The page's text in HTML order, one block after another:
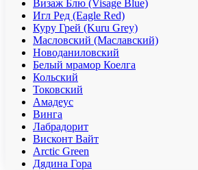
Визаж Блю (Visage Blue)
Игл Ред (Eagle Red)
Куру Грей (Kuru Grey)
Масловский (Маславский)
Новоданиловский
Белый мрамор Коелга
Кольский
Токовский
Амадеус
Винга
Лабрадорит
Висконт Вайт
Аrctic Green
Дядина Гора